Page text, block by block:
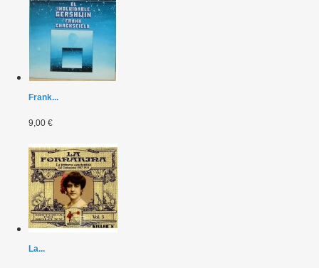
Frank...
9,00 €
La...